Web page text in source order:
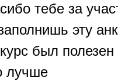
тебе за
эту
был полезен
лучше